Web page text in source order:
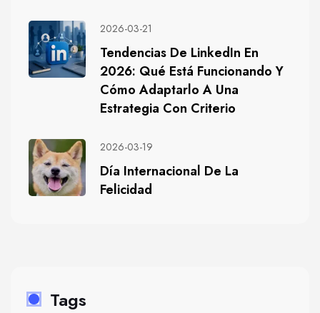
2026-03-21
Tendencias De LinkedIn En
2026: Qué Está Funcionando Y
Cómo Adaptarlo A Una
Estrategia Con Criterio
2026-03-19
Día Internacional De La
Felicidad
Tags